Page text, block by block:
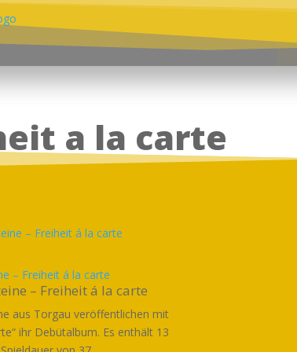
a la carte
– Freiheit á la carte
– Freiheit á la carte
aus Torgau veröffentlichen mit
ihr Debütalbum. Es enthält 13